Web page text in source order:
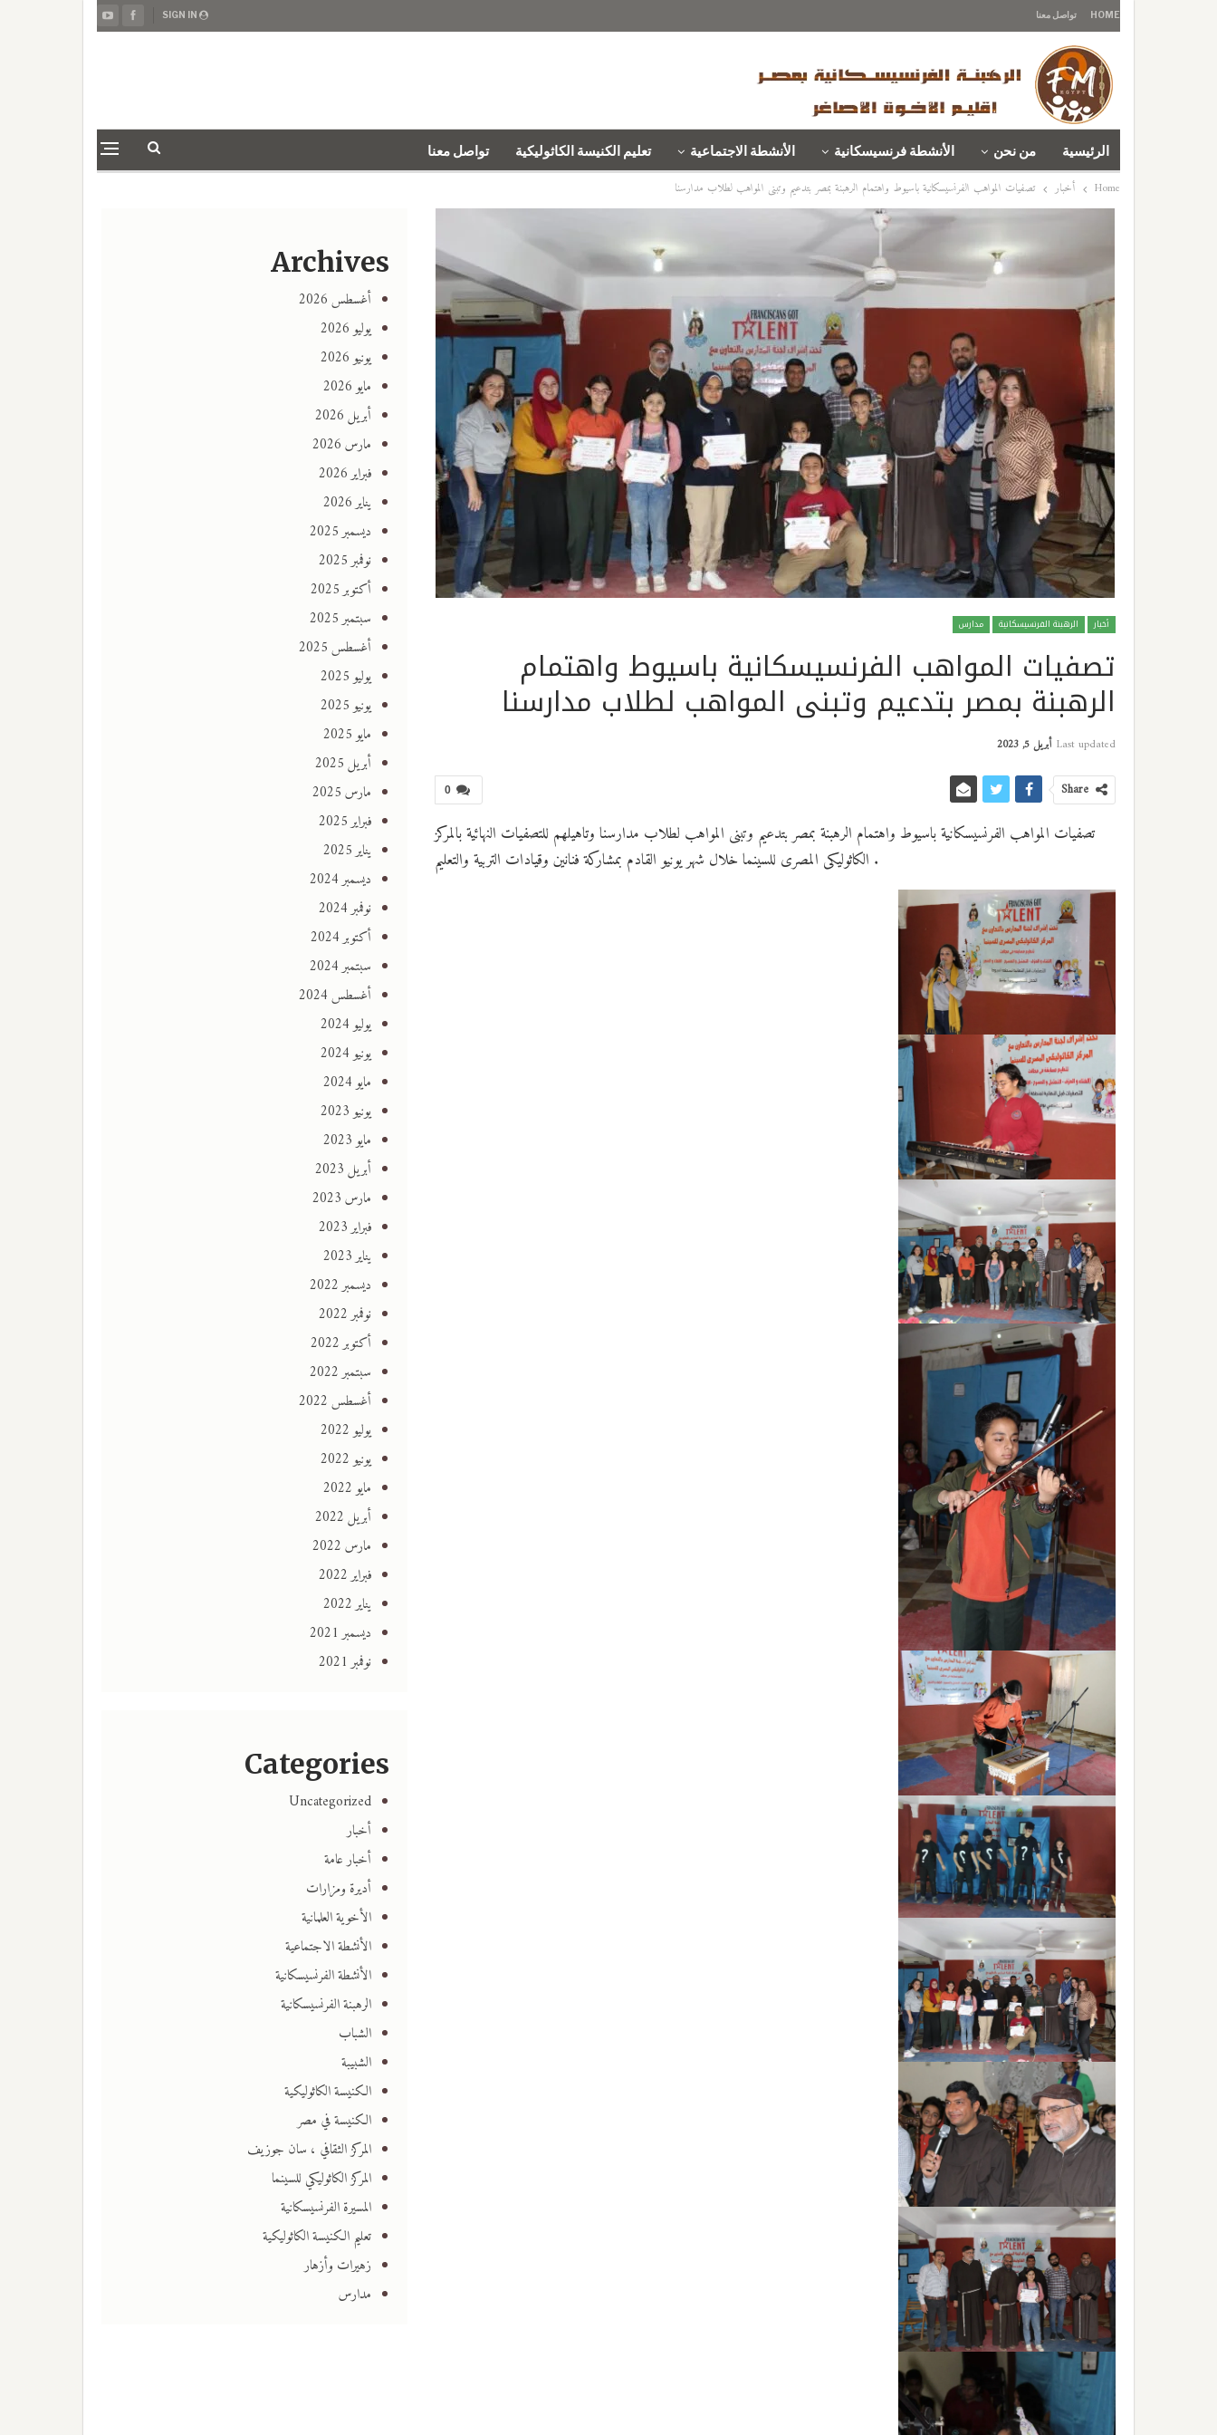
HOME تواصل معنا
الرئيسية من نحن الأنشطة فرنسيسكانية الأنشطة الاجتماعية تعليم الكنيسة الكاثوليكية تواصل معنا
Home أخبار تصفيات المواهب الفرنسيسكانية باسيوط واهتمام الرهبنة بمصر بتدعيم وتبنى المواهب لطلاب مدارسنا
أخبار الرهبنة الفرنسيسكانية مدارس
تصفيات المواهب الفرنسيسكانية باسيوط واهتمام
الرهبنة بمصر بتدعيم وتبنى المواهب لطلاب مدارسنا
Last updated أبريل 5, 2023
0 Share
تصفيات المواهب الفرنسيسكانية باسيوط واهتمام الرهبنة بمصر بتدعيم وتبنى المواهب لطلاب مدارسنا وتاهيلهم للتصفيات النهائية بالمركز
الكاثوليكى المصرى للسينما خلال شهر يونيو القادم بمشاركة فنانين وقيادات التربية والتعليم .
Archives
أغسطس 2026
يوليو 2026
يونيو 2026
مايو 2026
أبريل 2026
مارس 2026
فبراير 2026
يناير 2026
ديسمبر 2025
نوفمبر 2025
أكتوبر 2025
سبتمبر 2025
أغسطس 2025
يوليو 2025
يونيو 2025
مايو 2025
أبريل 2025
مارس 2025
فبراير 2025
يناير 2025
ديسمبر 2024
نوفمبر 2024
أكتوبر 2024
سبتمبر 2024
أغسطس 2024
يوليو 2024
يونيو 2024
مايو 2024
يونيو 2023
مايو 2023
أبريل 2023
مارس 2023
فبراير 2023
يناير 2023
ديسمبر 2022
نوفمبر 2022
أكتوبر 2022
سبتمبر 2022
أغسطس 2022
يوليو 2022
يونيو 2022
مايو 2022
أبريل 2022
مارس 2022
فبراير 2022
يناير 2022
ديسمبر 2021
نوفمبر 2021
Categories
Uncategorized
أخبار
أخبار عامة
أديرة ومزارات
الأخوية العلمانية
الأنشطة الاجتماعية
الأنشطة الفرنسيسكانية
الرهبنة الفرنسيسكانية
الشباب
الشبيبة
الكنيسة الكاثوليكية
الكنيسة في مصر
المركز الثقافي ، سان جوزيف
المركز الكاثوليكي للسينما
المسيرة الفرنسيسكانية
تعليم الكنيسة الكاثوليكية
زهيرات وأزهار
مدارس